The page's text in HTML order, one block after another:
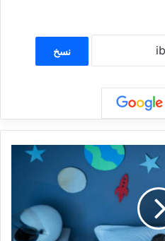
نسخ